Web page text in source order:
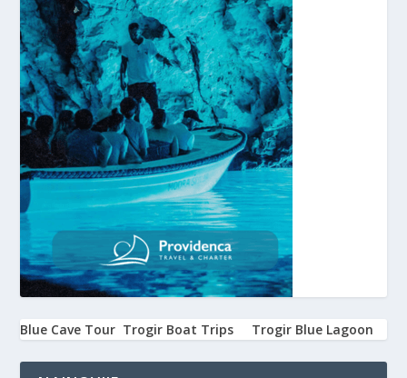
Blue Cave Tour Trogir Boat Trips Trogir Blue Lagoon